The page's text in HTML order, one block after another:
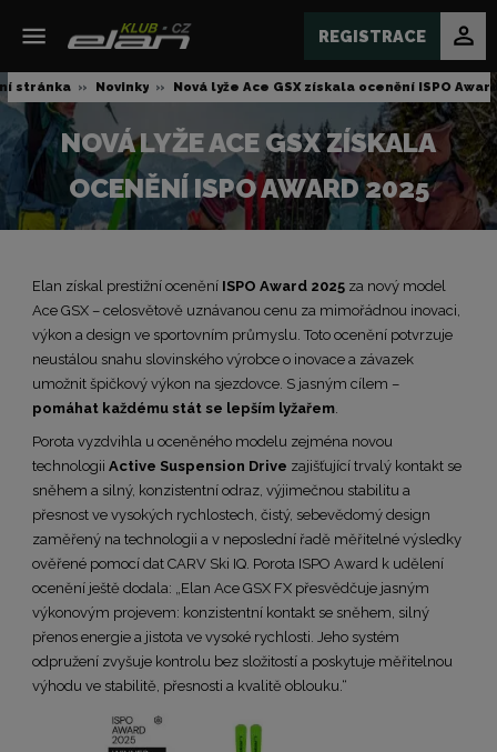
REGISTRACE
stránka Novinky Nová lyže Ace GSX získala ocenění ISPO
NOVÁ LYŽE ACE GSX ZÍSKALA
OCENĚNÍ ISPO AWARD 2025
Elan získal prestižní ocenění ISPO Award 2025 za nový model
Ace GSX – celosvětově uznávanou cenu za mimořádnou inovaci,
výkon a design ve sportovním průmyslu. Toto ocenění potvrzuje
neustálou snahu slovinského výrobce o inovace a závazek
umožnit špičkový výkon na sjezdovce. S jasným cílem –
pomáhat každému stát se lepším lyžařem.
Porota vyzdvihla u oceněného modelu zejména novou
technologiiActive Suspension Drive zajišťující trvalý kontakt se
sněhem a silný, konzistentní odraz, výjimečnou stabilitu a
přesnost ve vysokých rychlostech, čistý, sebevědomý design
zaměřený na technologii a v neposlední řadě měřitelné výsledky
ověřené pomocí dat CARV Ski IQ. Porota ISPO Award k udělení
ocenění ještě dodala: „Elan Ace GSX FX přesvědčuje jasným
výkonovým projevem: konzistentní kontakt se sněhem, silný
přenos energie a jistota ve vysoké rychlosti. Jeho systém
odpružení zvyšuje kontrolu bez složitostí a poskytuje měřitelnou
výhodu ve stabilitě, přesnosti a kvalitě oblouku.“